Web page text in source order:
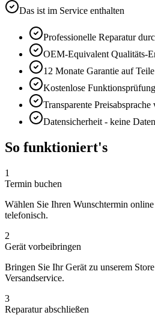
Das ist im Service enthalten
Professionelle Reparatur
OEM-Equivalent Qualitäts-
12 Monate Garantie auf
Kostenlose
Transparente
Datensicherheit - keine
So funktioniert's
1
Termin buchen
Wählen Sie Ihren Wunschtermin
telefonisch.
2
Gerät vorbeibringen
Bringen Sie Ihr Gerät zu unserem
Versandservice.
3
Reparatur abschließen